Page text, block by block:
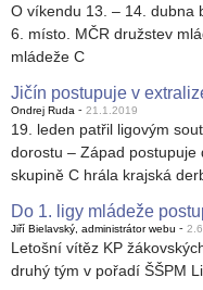
O víkendu 13. – 14. dubna
6. místo. MČR družstev
mládeže C
Jičín postupuje v
Ondrej Ruda - 21.1.2019
19. leden patřil ligovým
dorostu – Západ postupuje
skupině C hrála krajská
Do 1. ligy mládeže
Jiří Bielavský, administrátor webu -
Letošní vítěz KP
druhý tým v pořadí ŠŠPM